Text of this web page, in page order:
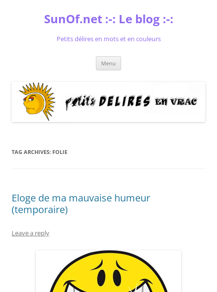
SunOf.net :-: Le blog :-:
Petits délires en mots et en couleurs
Menu
TAG ARCHIVES: FOLIE
Eloge de ma mauvaise humeur
(temporaire)
Leave a reply